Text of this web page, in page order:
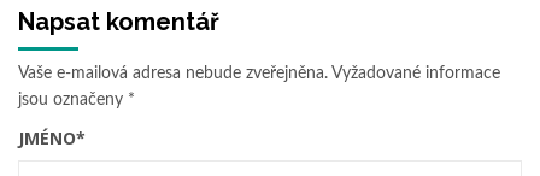
Napsat komentář
Vaše e-mailová adresa nebude zveřejněna. Vyžadované informace
jsou označeny *
JMÉNO*